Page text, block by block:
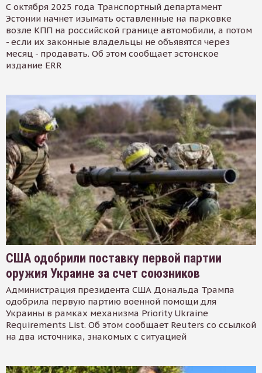
С октября 2025 года Транспортный департамент
Эстонии начнет изымать оставленные на парковке
возле КПП на российской границе автомобили, а потом
- если их законные владельцы не объявятся через
месяц - продавать. Об этом сообщает эстонское
издание ERR
США одобрили поставку первой партии
оружия Украине за счет союзников
Администрация президента США Дональда Трампа
одобрила первую партию военной помощи для
Украины в рамках механизма Priority Ukraine
Requirements List. Об этом сообщает Reuters со ссылкой
на два источника, знакомых с ситуацией